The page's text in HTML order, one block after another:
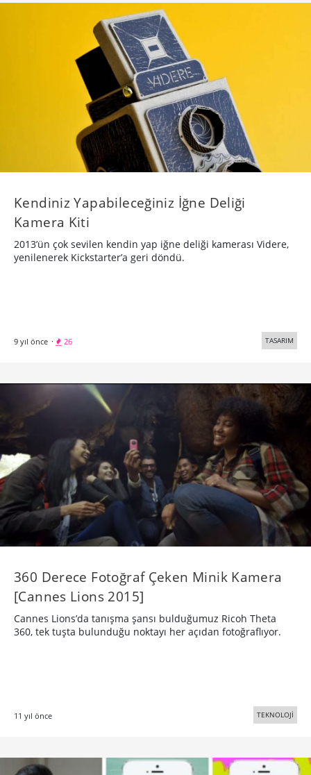
Kendiniz Yapabileceğiniz İğne Deliği
Kamera Kiti
2013’ün çok sevilen kendin yap iğne deliği kamerası Videre,
yenilenerek Kickstarter’a geri döndü.
9 yıl önce · 26 TASARIM
360 Derece Fotoğraf Çeken Minik Kamera
[Cannes Lions 2015]
Cannes Lions’da tanışma şansı bulduğumuz Ricoh Theta
360, tek tuşta bulunduğu noktayı her açıdan fotoğraflıyor.
11 yıl önce TEKNOLOJİ